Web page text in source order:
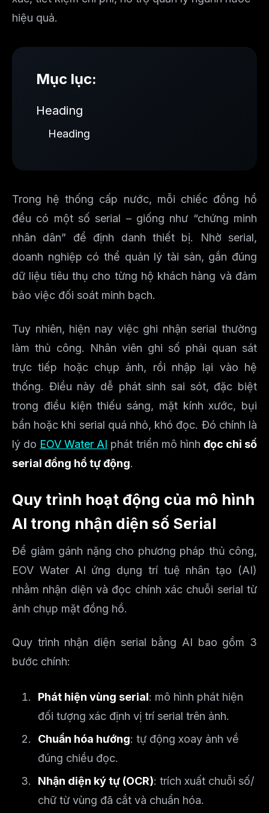
hiệu quả.
Mục lục:
Heading
Heading
Trong hệ thống cấp nước, mỗi chiếc đồng hồ
đều có một số serial – giống như “chứng minh
nhân dân” để định danh thiết bị. Nhờ serial,
doanh nghiệp có thể quản lý tài sản, gắn đúng
dữ liệu tiêu thụ cho từng hộ khách hàng và đảm
bảo việc đối soát minh bạch.
Tuy nhiên, hiện nay việc ghi nhận serial thường
làm thủ công. Nhân viên ghi số phải quan sát
trực tiếp hoặc chụp ảnh, rồi nhập lại vào hệ
thống. Điều này dễ phát sinh sai sót, đặc biệt
trong điều kiện thiếu sáng, mặt kính xước, bụi
bẩn hoặc khi serial quá nhỏ, khó đọc. Đó chính là
lý do EOV Water AI phát triển mô hình đọc chỉ số
serial đồng hồ tự động.
Quy trình hoạt động của mô hình
AI trong nhận diện số Serial
Để giảm gánh nặng cho phương pháp thủ công,
EOV Water AI ứng dụng trí tuệ nhân tạo (AI)
nhằm nhận diện và đọc chính xác chuỗi serial từ
ảnh chụp mặt đồng hồ.
Quy trình nhận diện serial bằng AI bao gồm 3
bước chính:
Phát hiện vùng serial: mô hình phát hiện
đối tượng xác định vị trí serial trên ảnh.
Chuẩn hóa hướng: tự động xoay ảnh về
đúng chiều đọc.
Nhận diện ký tự (OCR): trích xuất chuỗi số/
chữ từ vùng đã cắt và chuẩn hóa.